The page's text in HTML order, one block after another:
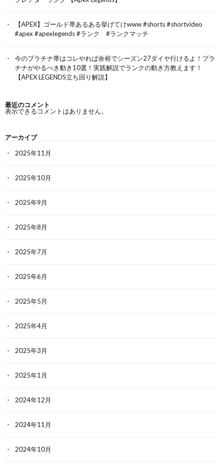
【APEX】ゴールド帯あるある挙げてけwww #shorts #shortvideo
#apex #apexlegends #ランク #ランクマッチ
今のプラチナ帯はコレやれば余裕でシーズン27ダイヤ行けるよ！プラ
チナがやるべき動き10選！実践解説でランクの動き方教えます！
【APEX LEGENDS立ち回り解説】
最近のコメント
表示できるコメントはありません。
アーカイブ
2025年11月
2025年10月
2025年9月
2025年8月
2025年7月
2025年6月
2025年5月
2025年4月
2025年3月
2025年1月
2024年12月
2024年11月
2024年10月